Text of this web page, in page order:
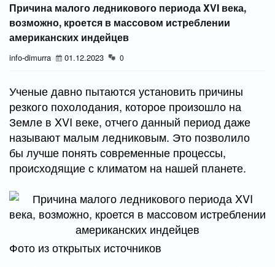
Причина малого ледникового периода XVI века,
возможно, кроется в массовом истреблении
американских индейцев
info-dimurra 01.12.2023 0
Ученые давно пытаются установить причины
резкого похолодания, которое произошло на
Земле в XVI веке, отчего данный период даже
называют малым ледниковым. Это позволило
бы лучше понять современные процессы,
происходящие с климатом на нашей планете.
Фото из открытых источников